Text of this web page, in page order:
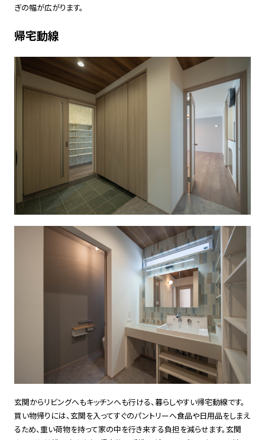
ぎの幅が広がります。
帰宅動線
玄関からリビングへもキッチンへも行ける、暮らしやすい帰宅動線です。
買い物帰りには、玄関を入ってすぐのパントリーへ食品や日用品をしまえ
るため、重い荷物を持って家の中を行き来する負担を減らせます。玄関